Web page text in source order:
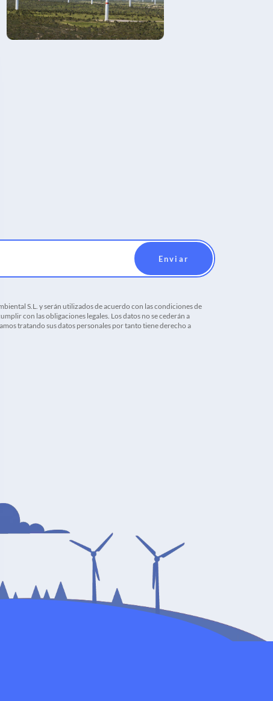
S.L. y serán utilizados de acuerdo con las condiciones de
con las obligaciones legales. Los datos no se cederán a
tratando sus datos personales por tanto tiene derecho a